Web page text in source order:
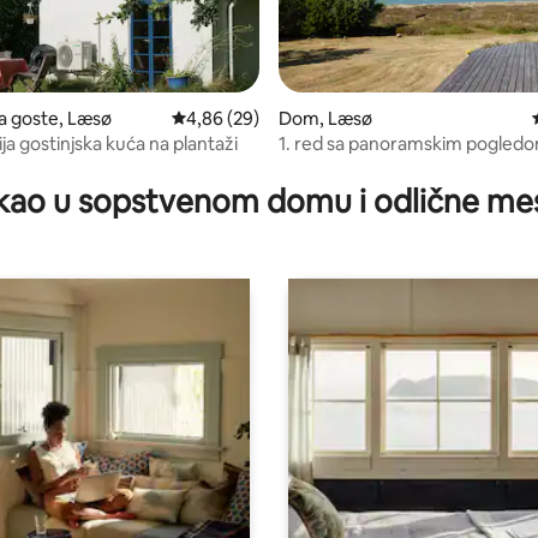
5, utisaka: 30
goste, Læsø Prosečna ocena 4,86 od 5, utisaka: 29
4,86 (29)
gostinjska kuća na plantaži
Dom, Læsø
1. red sa panoramskim
u sopstvenom domu i odlične